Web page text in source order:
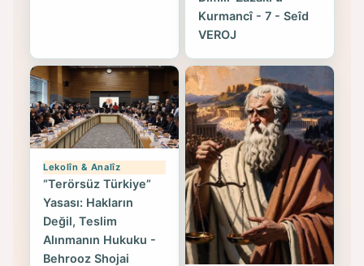
Kurmancî - 7 - Seîd
VEROJ
Lekolîn & Analîz
“Terörsüz Türkiye”
Yasası: Hakların
Değil, Teslim
Alınmanın Hukuku -
Behrooz Shojai